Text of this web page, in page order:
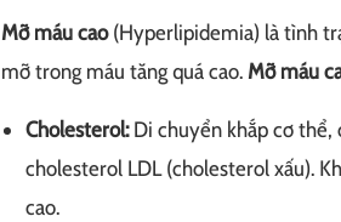
Mỡ máu cao(Hyperlipidemia) là tình
mỡ trong máu tăng quá cao.Mỡ máu
Cholesterol:Di chuyển khắp cơ thể,
cholesterol LDL (cholesterol xấu).
cao.